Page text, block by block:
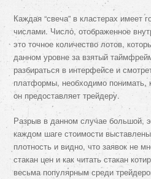
Каждая “свеча” в кластерах имеет
числами. Число, отображенное
это точное количество лотов,
данном уровне за взятый
разбираться в интерфейсе и
платформы, необходимо
он предоставляет трейдеру.
Разрыв в данном случае большой,
каждом шаге стоимости
плотность и видно, что заявок не
стакан цен и как читать стакан
весьма популярным среди